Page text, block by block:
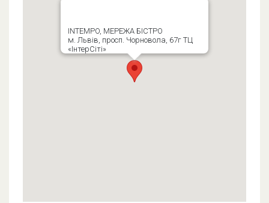
INTEMPO, МЕРЕЖА БІСТРО
м. Львів, просп. Чорновола, 67г ТЦ
«ІнтерСіті»